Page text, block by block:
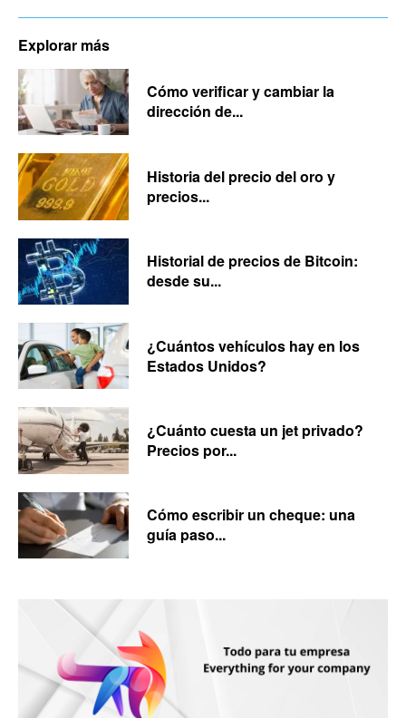
Explorar más
Cómo verificar y cambiar la
dirección de...
Historia del precio del oro y
precios...
Historial de precios de Bitcoin:
desde su...
¿Cuántos vehículos hay en los
Estados Unidos?
¿Cuánto cuesta un jet privado?
Precios por...
Cómo escribir un cheque: una
guía paso...